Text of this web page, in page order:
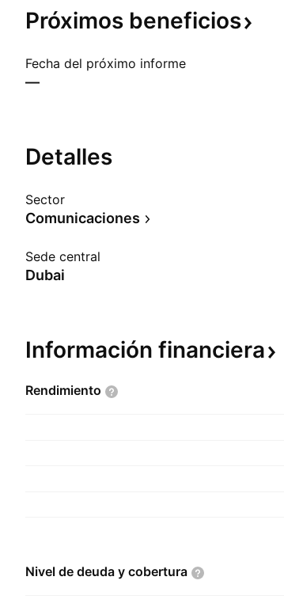
Próximos beneficios
Fecha del próximo informe
—
Detalles
Sector
Comunicaciones
Sede central
Dubai
Información financiera
Rendimiento
Nivel de deuda y cobertura